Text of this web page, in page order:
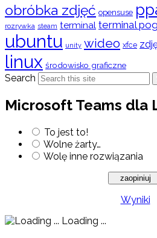
obróbka zdjęć opensuse
rozrywka steam terminal terminal
ubuntu unity wideo xfce
linux środowisko graficzne
Search
Microsoft Teams dla
To jest to!
Wolne żarty…
Wolę inne rozwiązania
Wyniki
Loading ...